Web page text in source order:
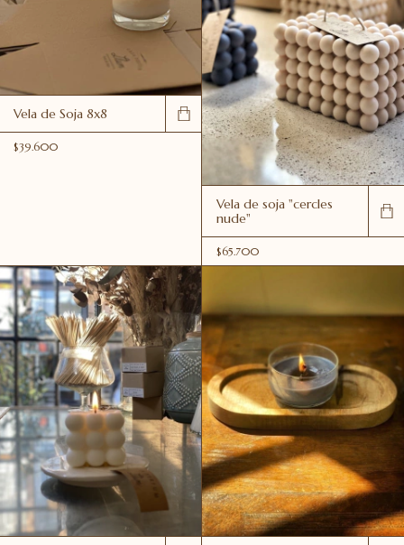
Vela de Soja 8x8
$39.600
Vela de soja "cercles
nude"
$65.700